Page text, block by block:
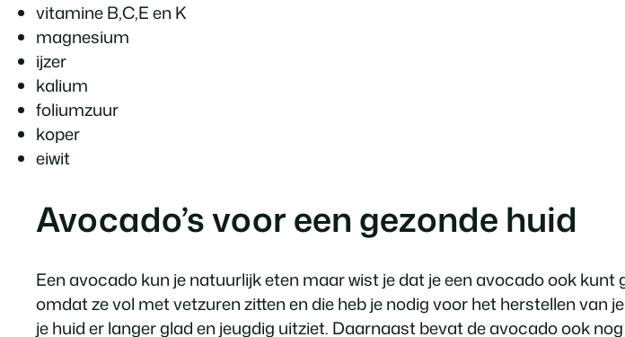
vitamine B,C,E en K
magnesium
ijzer
kalium
foliumzuur
koper
eiwit
Avocado’s voor een gezonde huid
Een avocado kun je natuurlijk eten maar wist je dat je een avocado ook
omdat ze vol met vetzuren zitten en die heb je nodig voor het herstellen van
je huid er langer glad en jeugdig uitziet. Daarnaast bevat de avocado ook